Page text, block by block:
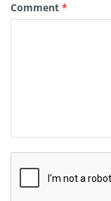
Comment *